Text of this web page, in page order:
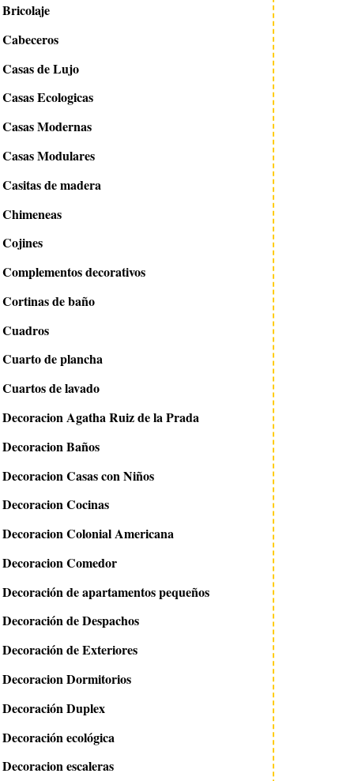
Bricolaje
Cabeceros
Casas de Lujo
Casas Ecologicas
Casas Modernas
Casas Modulares
Casitas de madera
Chimeneas
Cojines
Complementos decorativos
Cortinas de baño
Cuadros
Cuarto de plancha
Cuartos de lavado
Decoracion Agatha Ruiz de la Prada
Decoracion Baños
Decoracion Casas con Niños
Decoracion Cocinas
Decoracion Colonial Americana
Decoracion Comedor
Decoración de apartamentos pequeños
Decoración de Despachos
Decoración de Exteriores
Decoracion Dormitorios
Decoración Duplex
Decoración ecológica
Decoracion escaleras